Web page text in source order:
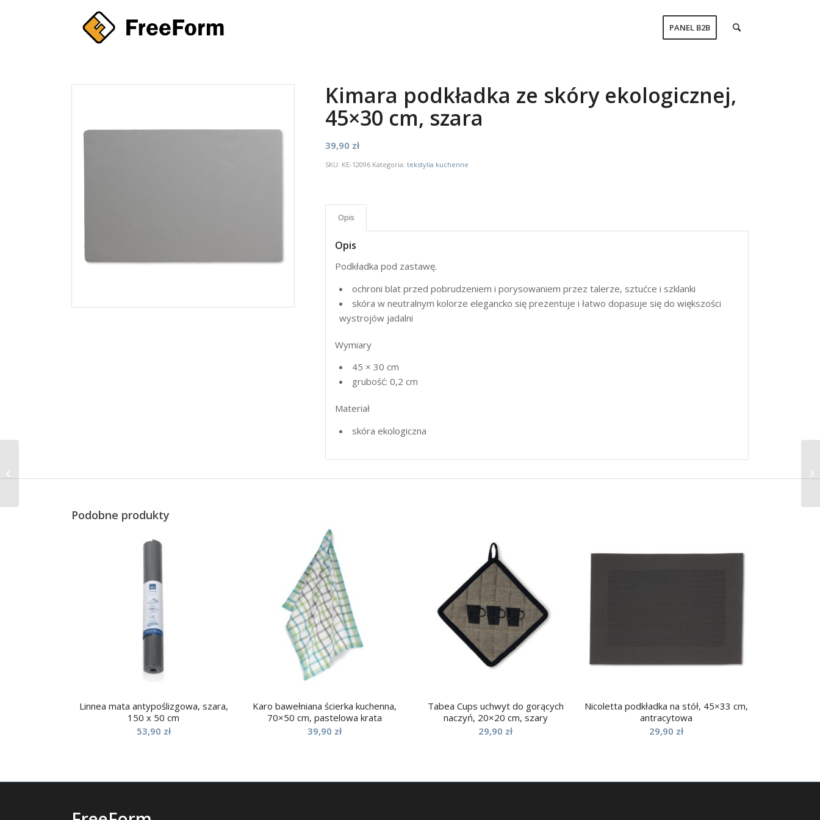
PANEL B2B
Kimara podkładka ze skóry ekologicznej,
45×30 cm, szara
39,90 zł
SKU: KE-12096 Kategoria:tekstylia kuchenne
Opis
Opis
Podkładka pod zastawę.
ochroni blat przed pobrudzeniem i porysowaniem przez talerze, sztućce i szklanki
skóra w neutralnym kolorze elegancko się prezentuje i łatwo dopasuje się do większości
wystrojów jadalni
Wymiary
45 × 30 cm
grubość: 0,2 cm
Materiał
skóra ekologiczna
Podobne produkty
Linnea mata antypoślizgowa, szara,
150 x 50 cm
53,90 zł
Karo bawełniana ścierka kuchenna,
70×50 cm, pastelowa krata
39,90 zł
Tabea Cups uchwyt do gorących
naczyń, 20×20 cm, szary
29,90 zł
Nicoletta podkładka na stół, 45×33 cm,
antracytowa
29,90 zł
kauczukową